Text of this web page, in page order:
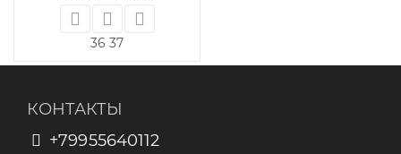
36 37
КОНТАКТЫ
+79955640112